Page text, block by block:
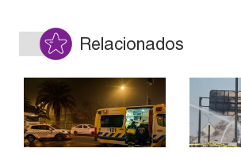
Relacionados